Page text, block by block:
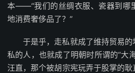
本——“我们的丝绸衣服、瓷器到哪
地消费奢侈品了？”
于是乎，走私就成了维持贸易
私的人，也就成了明朝时所谓的“大
汪直，那个被胡宗宪玩弄于股掌的